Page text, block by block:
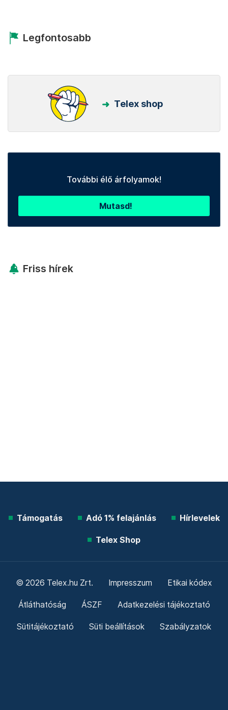
Legfontosabb
Telex shop
További élő árfolyamok!
Mutasd!
Friss hírek
Támogatás Adó 1% felajánlás Hírlevelek
Telex Shop
© 2026 Telex.hu Zrt. Impresszum Etikai kódex
Átláthatóság ÁSZF Adatkezelési tájékoztató
Sütitájékoztató Süti beállítások Szabályzatok